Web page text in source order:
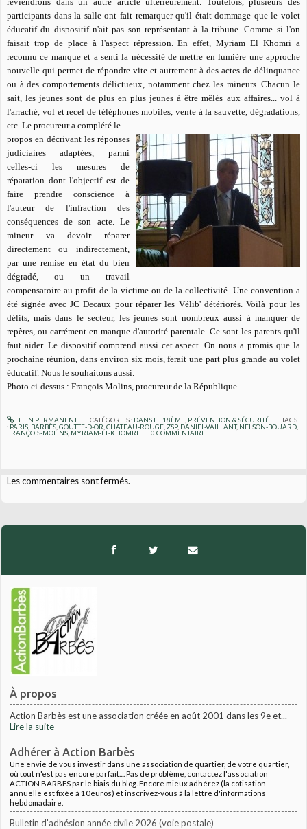
À propos
Action Barbès est une association créée en août 2001 dans les 9e et...
Lire la suite
Adhérer à Action Barbès
Une envie de vous investir dans une association de quartier, de votre quartier,
où tout n'est pas encore parfait.... Pas de problème, contactez l'association
ACTION BARBES par le biais du blog. Encore mieux adhérez (la cotisation
annuelle est fixée à 10euros) et inscrivez-vous à la lettre d'informations
hebdomadaire.
Bulletin d'adhésion année civile 2026 (voie postale)
participants dans la salle ont fait remarquer qu'il était dommage que le volet
éducatif du dispositif n'ait pas son représentant à la tribune. Comme si l'on
faisait trop de place à l'aspect répression. En effet, Myriam El Khomri a
reconnu ce manque et a senti la nécessité de mettre en lumière une approche
nouvelle qui permet de répondre vite et autrement à des actes de délinquance
ou à des comportements délictueux, notamment chez les mineurs. Chacun le
sait, les jeunes sont de plus en plus jeunes à être mêlés aux affaires... vol à
l'arraché, vol et recel de téléphones mobiles, vente à la sauvette, dégradations,
etc. Le procureur a complété le
propos en décrivant les réponses
judiciaires adaptées, parmi
celles-ci les mesures de
réparation dont l'objectif est de
faire prendre conscience à
l'auteur de l'infraction des
conséquences de son acte. Le
mineur va devoir réparer
directement ou indirectement,
par une remise en état du bien
dégradé, ou un travail
compensatoire au profit de la victime ou de la collectivité. Une convention a
été signée avec JC Decaux pour réparer les Vélib' détériorés. Voilà pour les
délits, mais dans le secteur, les jeunes sont nombreux aussi à manquer de
repères, ou carrément en manque d'autorité parentale. Ce sont les parents qu'il
faut aider. Le dispositif comprend aussi cet aspect. On nous a promis que la
prochaine réunion, dans environ six mois, ferait une part plus grande au volet
éducatif. Nous le souhaitons aussi.
Photo ci-dessus : François Molins, procureur de la République.
LIEN PERMANENT CATÉGORIES : DANS LE 18ÈME, PRÉVENTION & SÉCURITÉ
TAGS
: PARIS BARBÈS ,GOUTTE-D-OR ,CHATEAU-ROUGE ,ZSP, DANIEL-VAILLANT, NELSON-BOUARD
FRANÇOIS-MOLINS MYRIAM-EL-KHOMRI 0 COMMENTAIRE
Les commentaires sont fermés.